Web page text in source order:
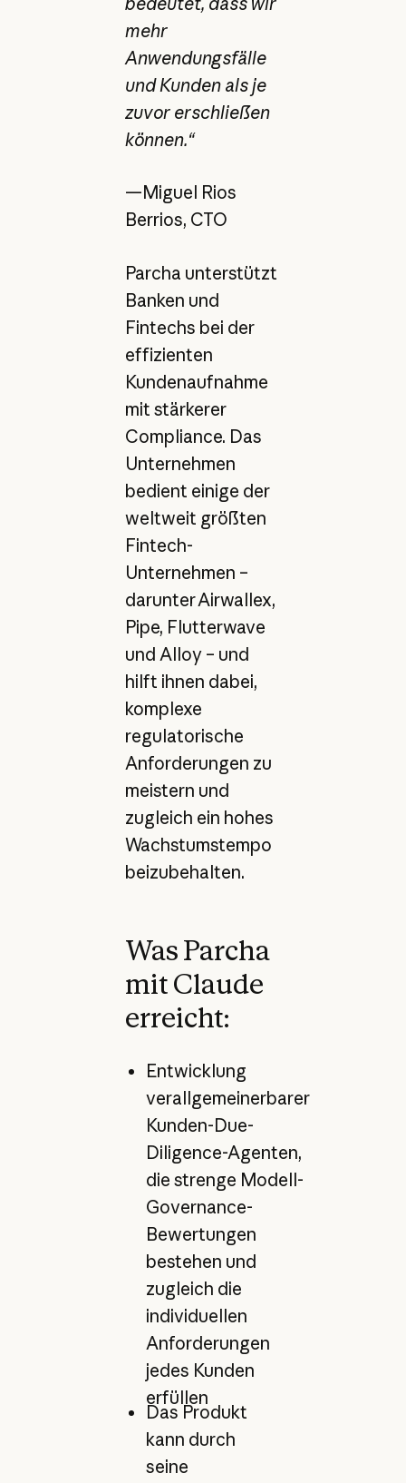
mehr
Anwendungsfälle
und Kunden als je
zuvor erschließen
können.“
—Miguel Rios
Berrios, CTO
Parcha unterstützt
Banken und
Fintechs bei der
effizienten
Kundenaufnahme
mit stärkerer
Compliance. Das
Unternehmen
bedient einige der
weltweit größten
Fintech-
Unternehmen –
darunter Airwallex,
Pipe, Flutterwave
und Alloy – und
hilft ihnen dabei,
komplexe
regulatorische
Anforderungen zu
meistern und
zugleich ein hohes
Wachstumstempo
beizubehalten.
Was Parcha
mit Claude
erreicht:
Entwicklung
verallgemeinerbarer
Kunden-Due-
Diligence-Agenten,
die strenge Modell-
Governance-
Bewertungen
bestehen und
zugleich die
individuellen
Anforderungen
jedes Kunden
erfüllen
Das Produkt
kann durch
seine